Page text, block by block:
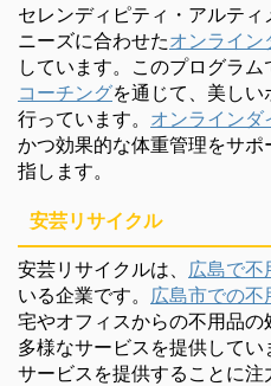
セレンディピティ・アルテ
ニーズに合わせたオンライン
しています。このプログラム
コーチングを通じて、美し
行っています。 オンラインダ
かつ効果的な体重管理をサ
指します。
安芸リサイクル
安芸リサイクルは、 広島で不
いる企業です。 広島市での不
宅やオフィスからの不用品の
多様なサービスを提供して
サービスを提供することに注